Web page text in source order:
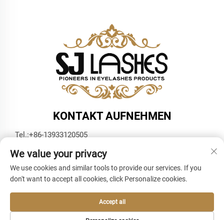
KONTAKT AUFNEHMEN
Tel.:+86-13933120505
E-Mail:[email protected]
WhatsApp:+86-13933120505
We value your privacy
We use cookies and similar tools to provide our services. If you
don't want to accept all cookies, click Personalize cookies.
Accept all